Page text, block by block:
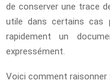
de conserver une trace
utile dans certains cas
rapidement un
expressément.
Voici comment raisonner :